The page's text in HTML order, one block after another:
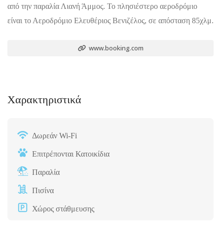
από την παραλία Λιανή Άμμος. Το πλησιέστερο αεροδρόμιο
είναι το Αεροδρόμιο Ελευθέριος Βενιζέλος, σε απόσταση 85χλμ.
www.booking.com
Χαρακτηριστικά
Δωρεάν Wi-Fi
Επιτρέπονται Κατοικίδια
Παραλία
Πισίνα
Χώρος στάθμευσης